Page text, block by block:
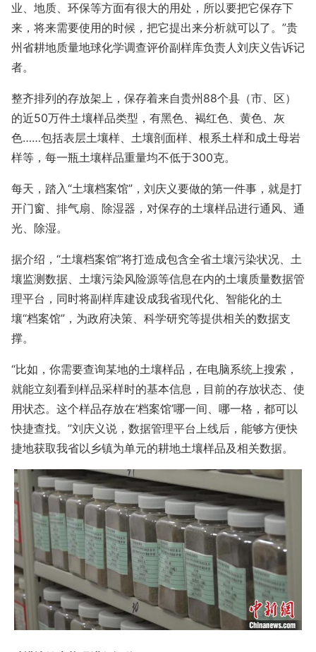
业、地质、环保等方面有很大的用处，所以要把它保存下
来，将来需要使用的时候，把它提出来分析就可以了。”贵
州省耕地质量地球化学调查评价副样库负责人刘庆义告诉记
者。
整齐排列的存放架上，保存着来自贵州88个县（市、区）
的近50万件土壤样品类型，有黑色、褐红色、黄色、灰
色……包括表层土壤样、土壤剖面样、根系土样和成土母岩
样等，每一瓶土壤样品重量均不低于300克。
每天，踏入“土壤档案馆”，刘庆义要做的第一件事，就是打
开门窗、排气扇、除湿器，对保存的土壤样品进行通风、通
光、除湿。
据介绍，“土壤档案馆”将打造成包含全省土壤污染状况、土
壤监测数据、土壤污染风险源等信息在内的土壤质量数据管
理平台，同时将副样库建设成我省现代化、智能化的土
壤“档案馆”，为政府决策、科学研究等提供相关的数据支
撑。
“比如，你需要查询某地的土壤样品，在电脑系统上搜索，
就能立刻看到样品采样时的基本信息，目前的存放状态、使
用状态。这个样品存放在‘档案馆’哪一间、哪一格，都可以
快捷查找。”刘庆义说，数据管理平台上线后，能够方便快
捷地获取我省以乡镇为单元的耕地土壤样品及相关数据。